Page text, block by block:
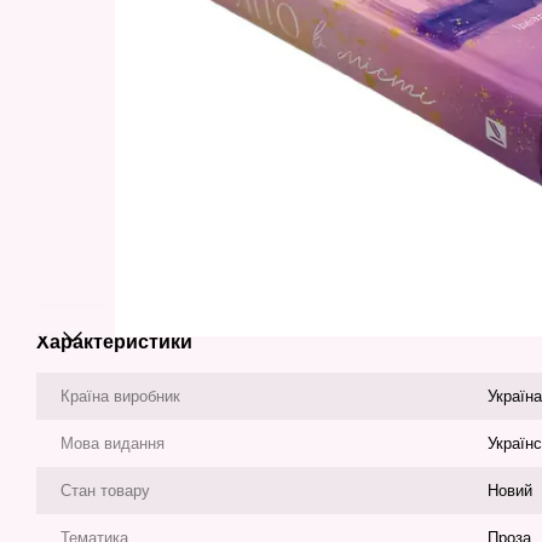
Характеристики
Країна виробник Україна
Мова видання
Стан товару Новий
Тематика Проза